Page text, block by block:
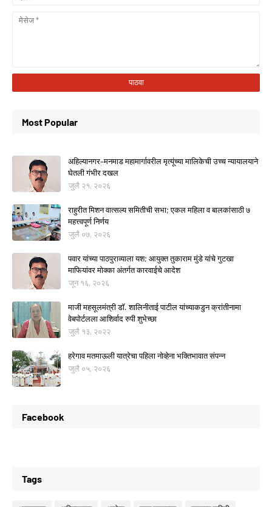
Most Popular
अहिल्यानगर–मनमाड महामार्गावरील मृत्यूंच्या मालिकेची उच्च न्यायालयाने
घेतली गंभीर दखल
जुलै २१, २०२६
राहुरीत मिशन वात्सल्य समितीची सभा; एकल महिला व बालकांसाठी ७
महत्त्वपूर्ण निर्णय
जुलै ०७, २०२६
पवार यांच्या पाठपुराव्याला यश; आयुक्त तुकाराम मुंडे यांचे गुटखा
माफियांवर मोक्का अंतर्गत कारवाईचे आदेश
जून १६, २०२६
माजी महसूलमंत्री डॉ. शालिनीताई पाटील यांच्याकडुन क्रांतीनामा
वेबपोर्टलला आशिर्वाद रुपी शुभेच्छा
जुलै १३, २०२२
हरेगाव मतमाऊली यात्रेचा पहिला नोव्हेना भक्तिभावात संपन्न
जुलै ०५, २०२६
Facebook
Tags